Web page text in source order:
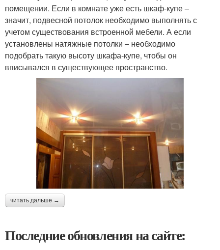
помещении. Если в комнате уже есть шкаф-купе –
значит, подвесной потолок необходимо выполнять с
учетом существования встроенной мебели. А если
установлены натяжные потолки – необходимо
подобрать такую высоту шкафа-купе, чтобы он
вписывался в существующее пространство.
читать дальше →
Последние обновления на сайте: